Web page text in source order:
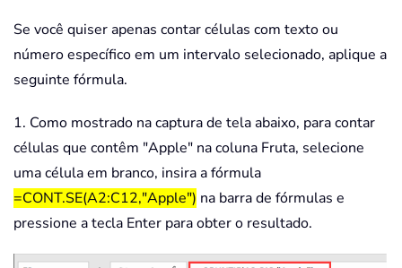
Se você quiser apenas contar células com texto ou
número específico em um intervalo selecionado, aplique a
seguinte fórmula.
1. Como mostrado na captura de tela abaixo, para contar
células que contêm "Apple" na coluna Fruta, selecione
uma célula em branco, insira a fórmula
=CONT.SE(A2:C12,"Apple") na barra de fórmulas e
pressione a tecla Enter para obter o resultado.